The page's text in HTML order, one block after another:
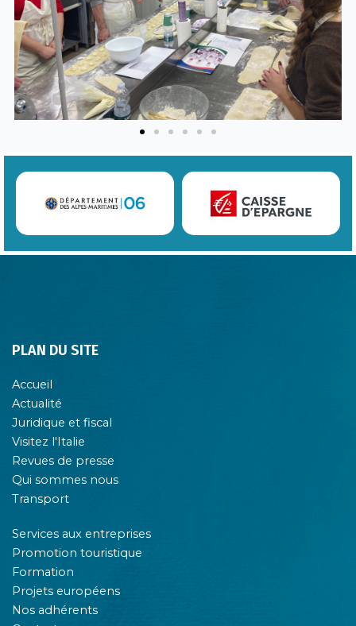
PLAN DU SITE
Accueil
Actualité
Juridique et fiscal
Visitez l'Italie
Revues de presse
Qui sommes nous
Transport
Services aux entreprises
Promotion touristique
Formation
Projets européens
Nos adhérents